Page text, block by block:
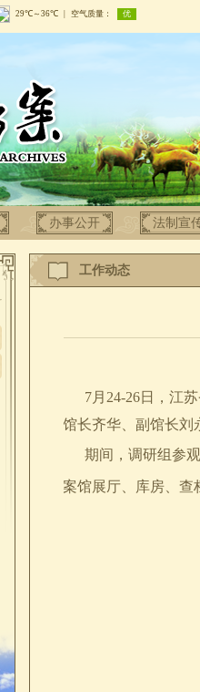
办事公开 法制宣
工作动态
7月24-26日，江苏
馆长齐华、副馆长刘
期间，调研组参观
案馆展厅、库房、查